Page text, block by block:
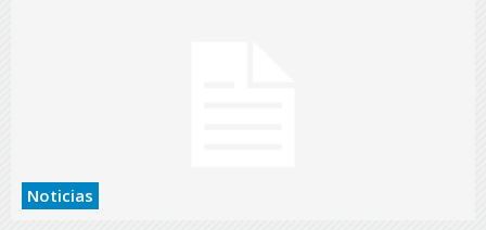
Noticias